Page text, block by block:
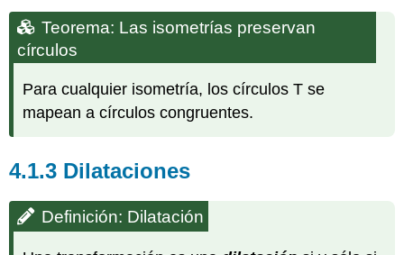
Las
similitudes
están
cerradas
Teorema: Las isometrías preservan
círculos
Para cualquier isometría, los círculos T se
mapean a círculos congruentes.
4.1.3 Dilataciones
Definición: Dilatación